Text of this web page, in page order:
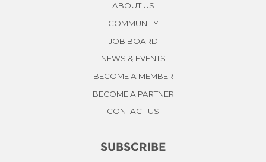
ABOUT US
COMMUNITY
JOB BOARD
NEWS & EVENTS
BECOME A MEMBER
BECOME A PARTNER
CONTACT US
SUBSCRIBE